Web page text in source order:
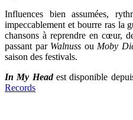
Influences bien assumées,
impeccablement et bourre ras la
chansons à reprendre en cœur,
passant par Walnuss ou Moby
saison des festivals.
In My Headest disponible
Records